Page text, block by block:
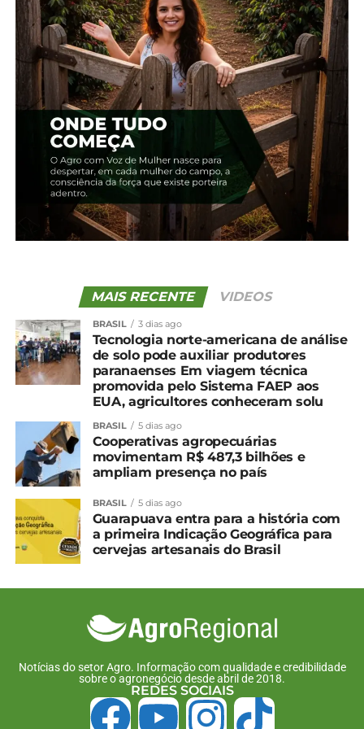
Portaria SPA/MAPA Nº 455: ZARC para a cultura do
alho – clima subtropical
*Embrapa
Compartilhe isso:
Facebook 18+
Cebola é inserida no
Zoneamento de Risco
Climático
9 de fevereiro, 2024
Em "Brasil"
Novos zoneamentos
climáticos vão ampliar a
produção de batata
voltada ao mercado e à
indústria
29 de maio, 2025
Em "Brasil"
Brasil ganha zoneamento
climático do abacaxi para
todo o país
15 de maio, 2025
Em "Brasil"
TÓPICOS RELACIONADOS:
UP NEXT
Produção de carne de frango deve atingir
novo recorde em 2026
MAIS RECENTE VIDEOS
BRASIL 3 dias ago
Tecnologia norte-americana de análise
de solo pode auxiliar produtores
paranaenses Em viagem técnica
promovida pelo Sistema FAEP aos
EUA, agricultores conheceram solu
BRASIL 5 dias ago
Cooperativas agropecuárias
movimentam R$ 487,3 bilhões e
ampliam presença no país
BRASIL 5 dias ago
Guarapuava entra para a história com
a primeira Indicação Geográfica para
cervejas artesanais do Brasil
Notícias do setor Agro. Informação com qualidade e credibilidade
sobre o agronegócio desde abril de 2018.
REDES SOCIAIS